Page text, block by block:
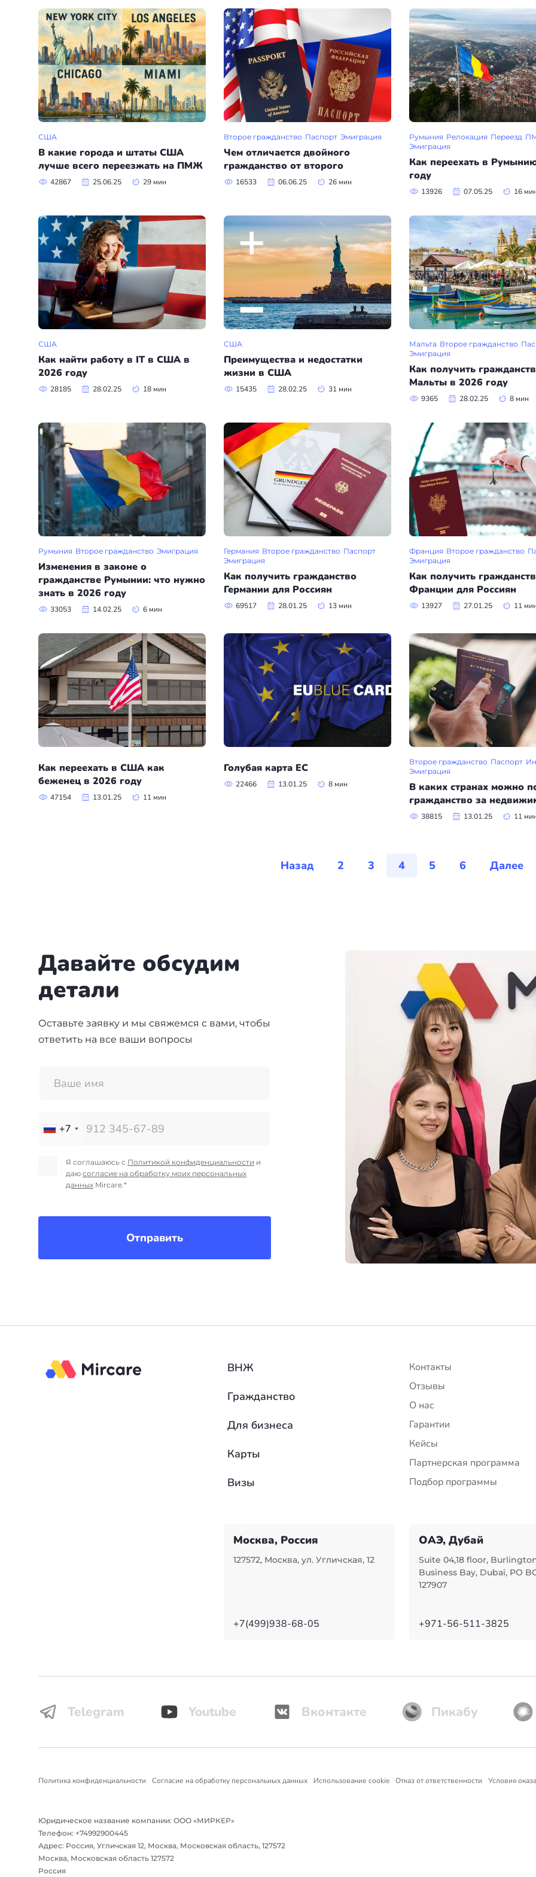
США
В какие города и штаты США
лучше всего переезжать на ПМЖ
42867 25.06.25 29 мин
Второе гражданство Паспорт Эмиграция
Чем отличается двойного
гражданство от второго
16533 06.06.25 26 мин
Румыния Релокация Переезд
Эмиграция
Как переехать в
году
13926 07.05.25 16
США
Как найти работу в IT в США в
2026 году
28185 28.02.25 18 мин
США
Преимущества и недостатки
жизни в США
15435 28.02.25 31 мин
Мальта Второе гражданство
Эмиграция
Как получить
Мальты в 2026 году
9365 28.02.25 8 мин
Румыния Второе гражданство Эмиграция
Изменения в законе о
гражданстве Румынии: что нужно
знать в 2026 году
33053 14.02.25 6 мин
Германия Второе гражданство Паспорт
Эмиграция
Как получить гражданство
Германии для Россиян
69517 28.01.25 13 мин
Франция Второе гражданство
Эмиграция
Как получить
Франции для Россиян
13927 27.01.25 11
Как переехать в США как
беженец в 2026 году
47154 13.01.25 11 мин
Голубая карта ЕС
22466 13.01.25 8 мин
Второе гражданство Паспорт
Эмиграция
В каких странах можно
гражданство за
38815 13.01.25 11
Назад 2 3 4 5 6 Далее
Давайте обсудим
детали
Оставьте заявку и мы свяжемся с вами, чтобы
ответить на все ваши вопросы
+7
Я соглашаюсь с Политикой конфиденциальности и
даю согласие на обработку моих персональных
данных Mircare.*
Отправить
ВНЖ
Гражданство
Для бизнеса
Карты
Визы
Контакты
Отзывы
О нас
Гарантии
Кейсы
Партнерская программа
Подбор программы
Москва, Россия
127572, Москва, ул. Угличская, 12
+7(499)938-68-05
ОАЭ, Дубай
Suite 04,18 floor,
Business Bay, Dubai, PO
127907
+971-56-511-3825
Telegram Youtube Вконтакте Пикабу
Политика конфиденциальности Согласие на обработку персональных данных Использование cookie Отказ от ответственности Условия
Юридическое название компании: ООО «МИРКЕР»
Телефон: +74992900445
Адрес: Россия, Угличская 12, Москва, Московская область, 127572
Москва, Московская область 127572
Россия
Венгрия
Германия
Америка
Аргентина
Другие страны
Вануату
Гренада
+7(499)938-68-05
Whatsapp Telegram
Испания
Сербия
Венгрия
Турция
Люксембург
Черногория
Нидерланды
Германия
Дания
Словакия
Америка
Аргентина
США
Парагвай
Другие страны
ОАЭ
Бали
Таиланд
Whatsapp Telegram
Пишем в СМИ
Отзывы
+7(499)938-68-05
Whatsapp Telegram